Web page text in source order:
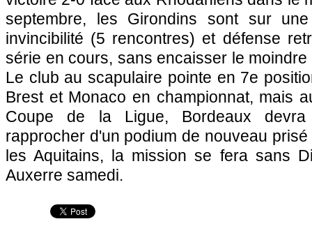
septembre, les Girondins sont sur
invincibilité (5 rencontres) et défense
série en cours, sans encaisser le
Le club au scapulaire pointe en 7e
Brest et Monaco en championnat, mais
Coupe de la Ligue, Bordeaux
rapprocher d'un podium de nouveau
les Aquitains, la mission se fera sans
Auxerre samedi.